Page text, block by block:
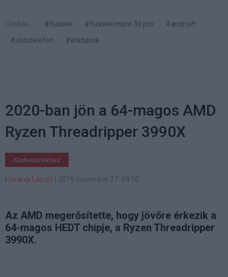
Címkék: #huawei #huawei mate 30 pro
#android
#okostelefon
#eladások
2020-ban jön a 64-magos AMD
Ryzen Threadripper 3990X
Kedvencekhez
Harangi László 2019 november 27. 08:00
Az AMD megerősítette, hogy jövőre érkezik a
64-magos HEDT chipje, a Ryzen Threadripper
3990X.